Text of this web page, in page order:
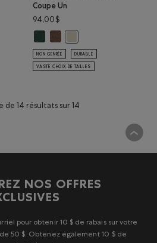
Nuage Coupe Un: MÉLANGE BOIS
molleton Nuage Coupe Un: GRIS ARDOISE
Coupe Un
94,00$
NON GENRÉE DURABLE
VASTE CHOIX DE TAILLES
de 14 résultats sur 14
NOS OFFRES
pour obtenir 10 $ de rabais sur votre
50 $. Obtenez également 10 $ de